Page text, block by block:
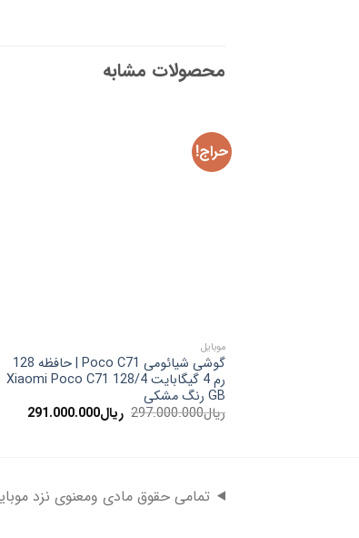
محصولات مشابه
حراج!
موبایل
گوشی شیائومی Poco C71 | حافظه 128
رم 4 گیگابایت Xiaomi Poco C71 128/4
GB رنگ مشکی
ریال297.000.000 قیمت
اصلی:
ریال291.000.000
تمامی حقوق مادی ومعنوی نزد